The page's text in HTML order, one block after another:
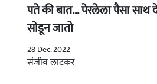
पते की बात... पेरलेला पैसा
सोडून जातो
28 Dec. 2022
संजीव लाटकर